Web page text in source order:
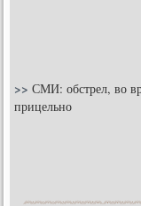
>>СМИ: обстрел, во
прицельно